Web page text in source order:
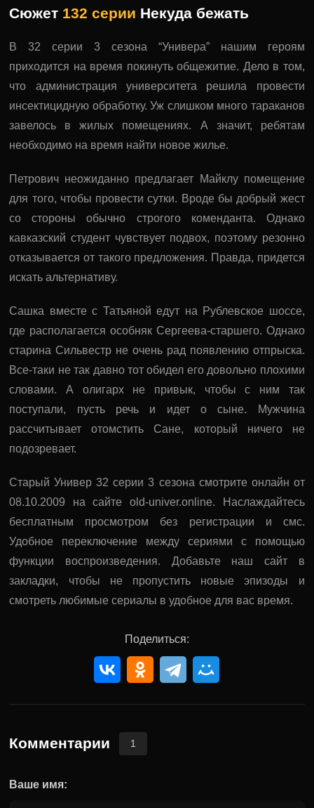
Сюжет 132 серии Некуда бежать
В 32 серии 3 сезона “Универа” нашим героям
приходится на время покинуть общежитие. Дело в том,
что администрация университета решила провести
инсектицидную обработку. Уж слишком много тараканов
завелось в жилых помещениях. А значит, ребятам
необходимо на время найти новое жилье.
Петрович неожиданно предлагает Майклу помещение
для того, чтобы провести сутки. Вроде бы добрый жест
со стороны обычно строгого коменданта. Однако
кавказский студент чувствует подвох, поэтому резонно
отказывается от такого предложения. Правда, придется
искать альтернативу.
Сашка вместе с Татьяной едут на Рублевское шоссе,
где располагается особняк Сергеева-старшего. Однако
старина Сильвестр не очень рад появлению отпрыска.
Все-таки не так давно тот обидел его довольно плохими
словами. А олигарх не привык, чтобы с ним так
поступали, пусть речь и идет о сыне. Мужчина
рассчитывает отомстить Сане, который ничего не
подозревает.
Старый Универ 32 серии 3 сезона смотрите онлайн от
08.10.2009 на сайте old-univer.online. Наслаждайтесь
бесплатным просмотром без регистрации и смс.
Удобное переключение между сериями с помощью
функции воспроизведения. Добавьте наш сайт в
закладки, чтобы не пропустить новые эпизоды и
смотреть любимые сериалы в удобное для вас время.
Поделиться:
Комментарии 1
Ваше имя: